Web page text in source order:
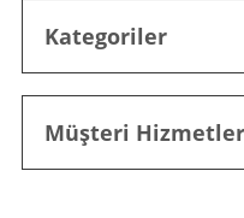
Kategoriler
Müşteri